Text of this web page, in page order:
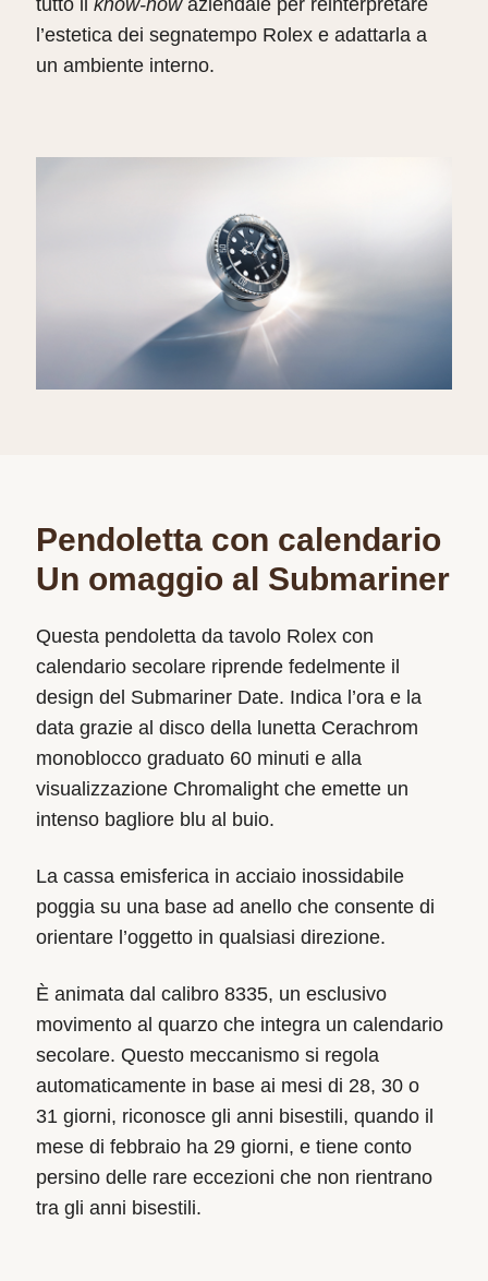
tutto il know‑howaziendale per reinterpretare
l’estetica dei segnatempo Rolex e adattarla a
un ambiente interno.
Pendoletta con calendario
Un omaggio al Submariner
Questa pendoletta da tavolo Rolex con
calendario secolare riprende fedelmente il
design del Submariner Date. Indica l’ora e la
data grazie al disco della lunetta Cerachrom
monoblocco graduato 60 minuti e alla
visualizzazione Chromalight che emette un
intenso bagliore blu al buio.
La cassa emisferica in acciaio inossidabile
poggia su una base ad anello che consente di
orientare l’oggetto in qualsiasi direzione.
È animata dal calibro 8335, un esclusivo
movimento al quarzo che integra un calendario
secolare. Questo meccanismo si regola
automaticamente in base ai mesi di 28, 30 o
31 giorni, riconosce gli anni bisestili, quando il
mese di febbraio ha 29 giorni, e tiene conto
persino delle rare eccezioni che non rientrano
tra gli anni bisestili.